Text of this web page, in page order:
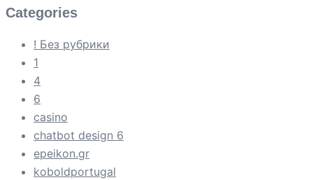
Categories
! Без рубрики
1
4
6
casino
chatbot design 6
epeikon.gr
koboldportugal